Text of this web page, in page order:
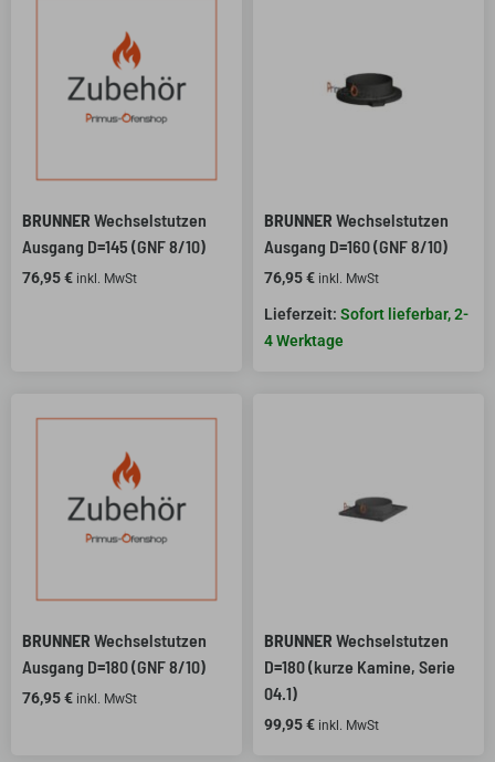
BRUNNER Wechselstutzen
Ausgang D=145 (GNF 8/10)
76,95€ inkl. MwSt
BRUNNER Wechselstutzen
Ausgang D=160 (GNF 8/10)
76,95€ inkl. MwSt
Sofort lieferbar, 2-
4 Werktage
BRUNNER Wechselstutzen
Ausgang D=180 (GNF 8/10)
76,95€ inkl. MwSt
BRUNNER Wechselstutzen
D=180 (kurze Kamine, Serie
04.1)
99,95€ inkl. MwSt